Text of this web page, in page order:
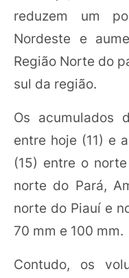
reduzem um
Nordeste e
Região Norte do
sul da região.
Os acumulados
entre hoje (11) e
(15) entre o
norte do Pará,
norte do Piauí e
70 mm e 100 mm.
Contudo, os